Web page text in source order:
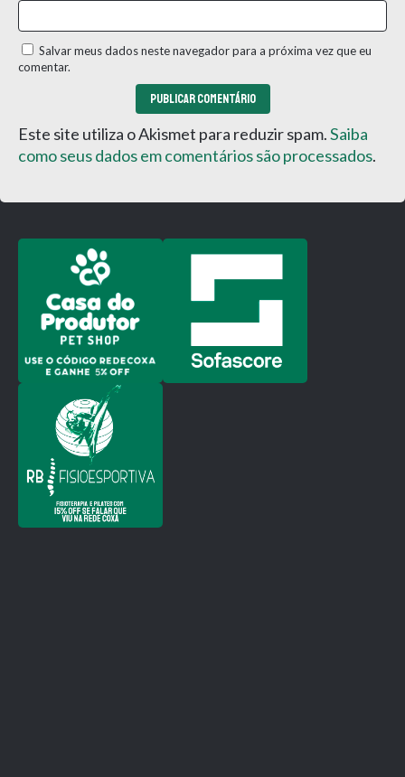
Salvar meus dados neste navegador para a próxima vez que eu
comentar.
Este site utiliza o Akismet para reduzir spam.Saiba
como seus dados em comentários são processados.